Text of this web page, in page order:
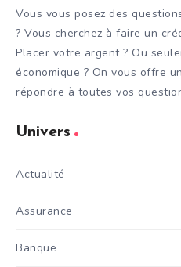
Vous vous posez des
? Vous cherchez à faire un
Placer votre argent ? Ou
économique ? On vous offre
répondre à toutes vos
Univers
Actualité
Assurance
Banque